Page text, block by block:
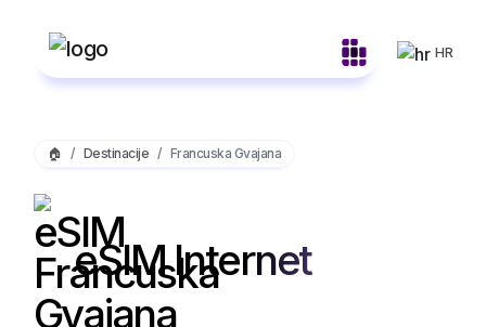
HR
🏠 Destinacije Francuska Gvajana
eSIM Internet